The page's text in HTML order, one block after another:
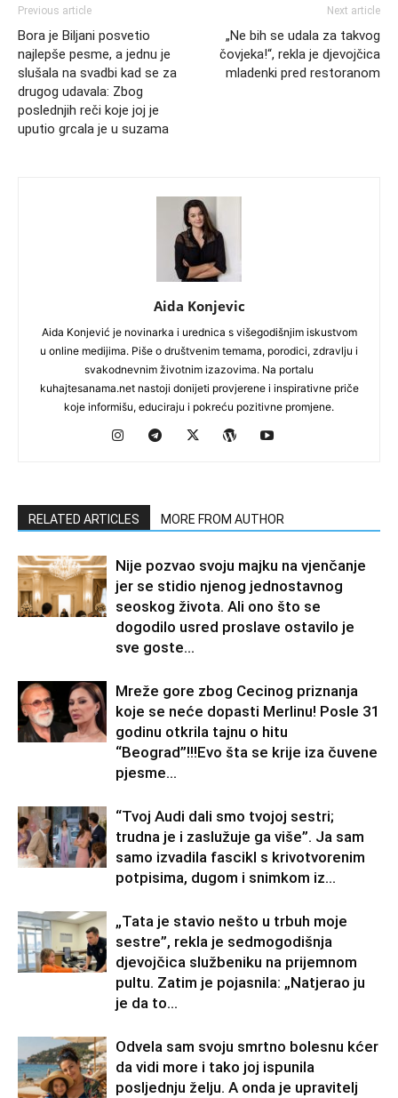
Previous article
Bora je Biljani posvetio
najlepše pesme, a jednu je
slušala na svadbi kad se za
drugog udavala: Zbog
poslednjih reči koje joj je
uputio grcala je u suzama
Next article
„Ne bih se udala za takvog
čovjeka!“, rekla je djevojčica
mladenki pred restoranom
Aida Konjevic
Aida Konjević je novinarka i urednica s višegodišnjim iskustvom
u online medijima. Piše o društvenim temama, porodici, zdravlju i
svakodnevnim životnim izazovima. Na portalu
kuhajtesanama.net nastoji donijeti provjerene i inspirativne priče
koje informišu, educiraju i pokreću pozitivne promjene.
RELATED ARTICLES MORE FROM AUTHOR
Nije pozvao svoju majku na vjenčanje
jer se stidio njenog jednostavnog
seoskog života. Ali ono što se
dogodilo usred proslave ostavilo je
sve goste...
Mreže gore zbog Cecinog priznanja
koje se neće dopasti Merlinu! Posle 31
godinu otkrila tajnu o hitu
“Beograd”!!!Evo šta se krije iza čuvene
pjesme...
“Tvoj Audi dali smo tvojoj sestri;
trudna je i zaslužuje ga više”. Ja sam
samo izvadila fascikl s krivotvorenim
potpisima, dugom i snimkom iz...
„Tata je stavio nešto u trbuh moje
sestre”, rekla je sedmogodišnja
djevojčica službeniku na prijemnom
pultu. Zatim je pojasnila: „Natjerao ju
je da to...
Odvela sam svoju smrtno bolesnu kćer
da vidi more i tako joj ispunila
posljednju želju. A onda je upravitelj